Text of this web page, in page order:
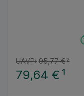
79,64 € ¹
UAVP: 95,77 €²